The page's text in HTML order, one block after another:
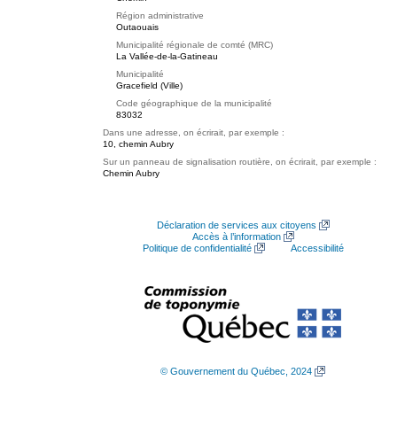
Région administrative
Outaouais
Municipalité régionale de comté (MRC)
La Vallée-de-la-Gatineau
Municipalité
Gracefield (Ville)
Code géographique de la municipalité
83032
Dans une adresse, on écrirait, par exemple :
10, chemin Aubry
Sur un panneau de signalisation routière, on écrirait, par exemple :
Chemin Aubry
Déclaration de services aux citoyens
Accès à l’information
Politique de confidentialité
Accessibilité
© Gouvernement du Québec, 2024